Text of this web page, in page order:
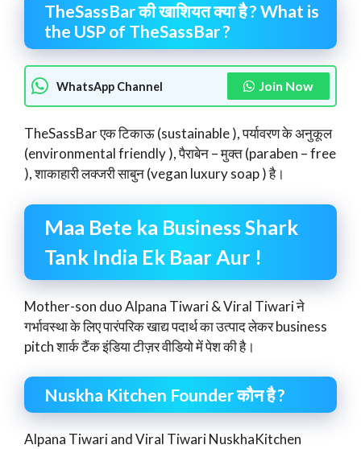
TheSassBar की खाशियत क्या है ? What is
the USP of TheSassBar ?
WhatsApp Channel Join Now
TheSassBar एक टिकाऊ (sustainable ), पर्यावरण के अनुकूल
(environmental friendly ), पैराबेन – मुक्त (paraben – free
), शाकाहारी लक्जरी साबुन (vegan luxury soap ) है।
Maa Bete ka Business Shark
Tank India Ek Baar Aur !
Mother-son duo Alpana Tiwari & Viral Tiwari ने
गर्भावस्था के लिए पारंपरिक खाद्य पदार्थ का उत्पाद लेकर business
pitch शार्क टैंक इंडिया टीज़र वीडियो में पेश की है।
Nuskha Kitchen Founder कौन है ?
Alpana Tiwari and Viral Tiwari NuskhaKitchen